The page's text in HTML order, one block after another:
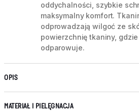
oddychalności, szybkie
maksymalny komfort.
odprowadzają wilgoć ze
powierzchnię tkaniny,
odparowuje.
OPIS
MATERIAŁ I PIELĘGNACJA